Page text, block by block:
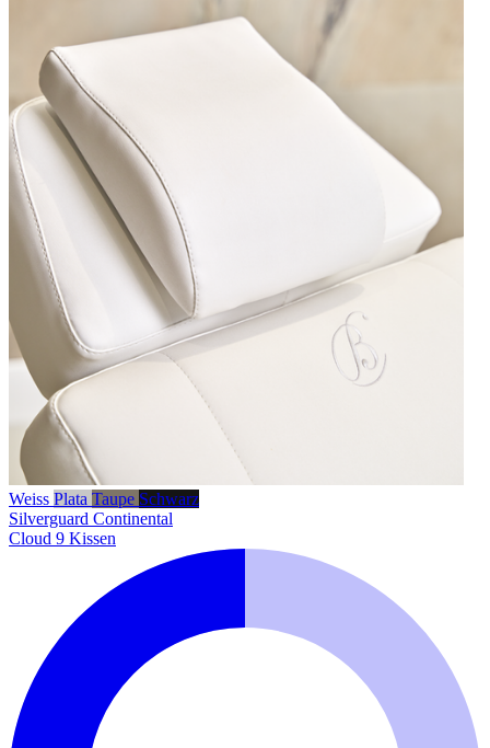
Weiss Plata Taupe Schwarz
Silverguard Continental
Cloud 9 Kissen